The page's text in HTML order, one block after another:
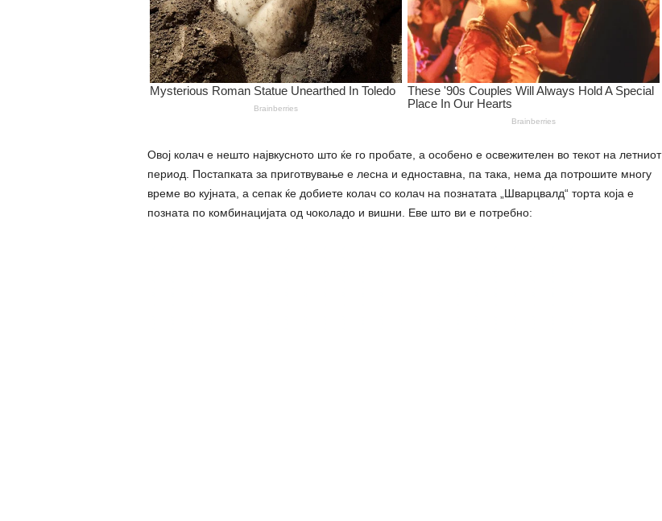
Овој колач е нешто највкусното што ќе го пробате, а особено е освежителен во текот на летниот
период. Постапката за приготвување е лесна и едноставна, па така, нема да потрошите многу
време во кујната, а сепак ќе добиете колач со колач на познатата „Шварцвалд“ торта која е
позната по комбинацијата од чоколадо и вишни. Еве што ви е потребно: